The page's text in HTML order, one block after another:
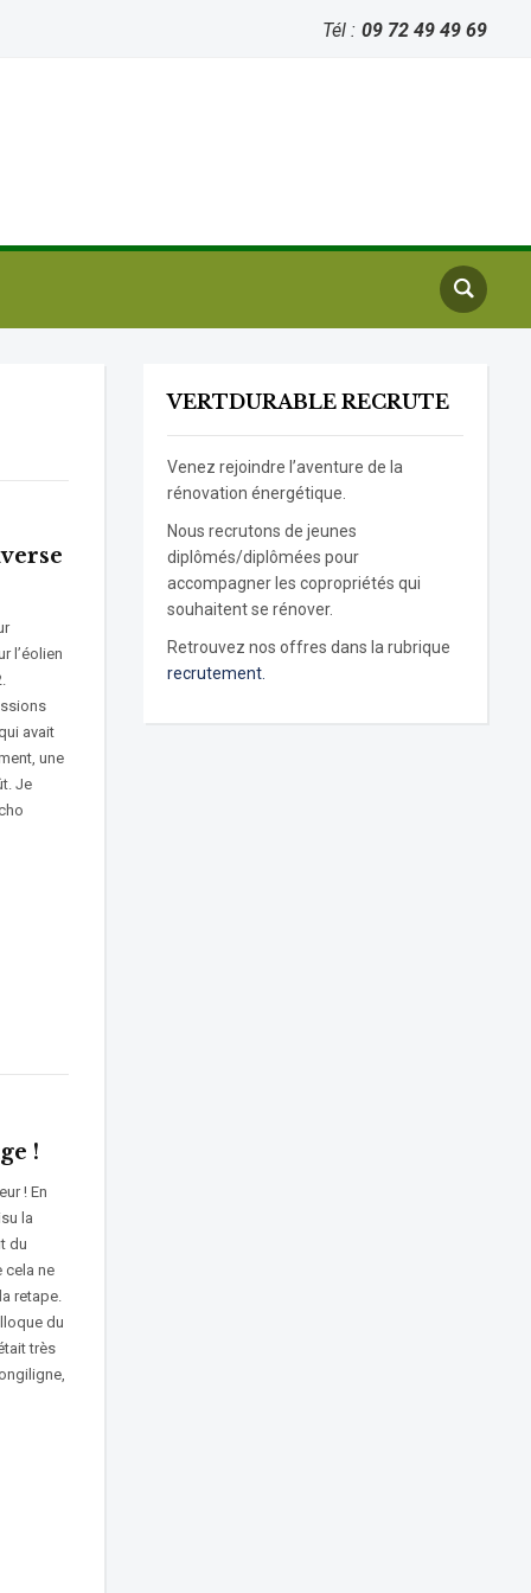
Tél : 09 72 49 49 69
l’éolien
avait
une
Je
!
! En
la
du
cela ne
retape.
du
très
VERTDURABLE RECRUTE
Venez rejoindre l’aventure de la
rénovation énergétique.
Nous recrutons de jeunes
diplômés/diplômées pour
accompagner les copropriétés qui
souhaitent se rénover.
Retrouvez nos offres dans la rubrique
recrutement.